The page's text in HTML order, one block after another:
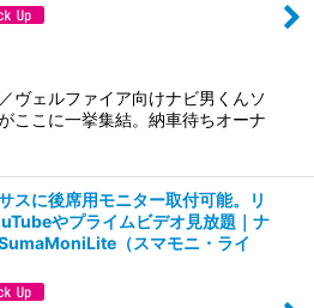
ヴェルファイア向けナビ男くんソ
ここに一挙集結。納車待ちオーナ
スに後席用モニター取付可能。リ
やプライムビデオ見放題｜ナ
（スマモニ・ライ